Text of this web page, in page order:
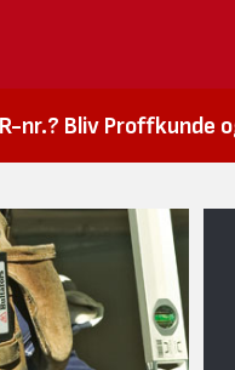
nr.? Bliv Proffkunde